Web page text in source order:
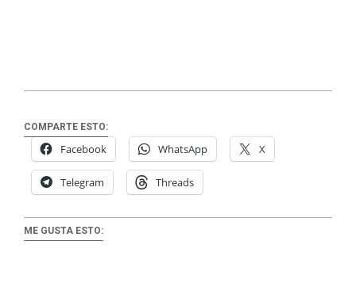
COMPARTE ESTO:
Facebook WhatsApp X
Telegram Threads
ME GUSTA ESTO: